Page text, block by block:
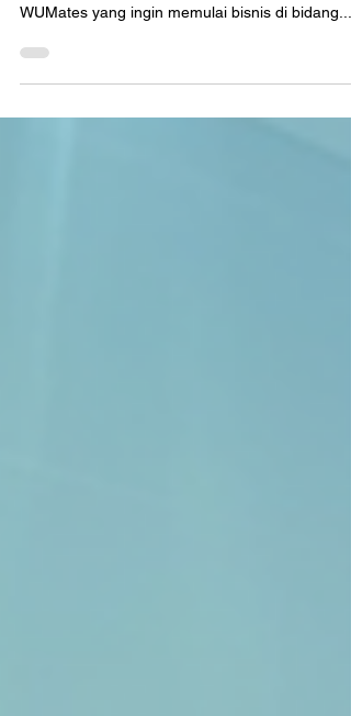
untuk Bisnis Digital Printing!
Salah satu bisnis yang masih bisa langgeng di